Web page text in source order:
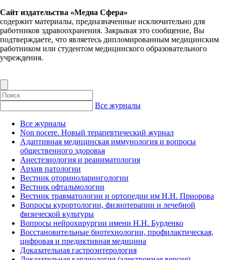
Сайт издательства «Медиа Сфера»
содержит материалы, предназначенные исключительно для
работников здравоохранения. Закрывая это сообщение, Вы
подтверждаете, что являетесь дипломированным медицинским
работником или студентом медицинского образовательного
учреждения.
Все журналы
Все журналы
Non nocere. Новый терапевтический журнал
Адаптивная медицинская иммунология и вопросы
общественного здоровья
Анестезиология и реаниматология
Архив патологии
Вестник оториноларингологии
Вестник офтальмологии
Вестник травматологии и ортопедии им Н.Н. Приорова
Вопросы курортологии, физиотерапии и лечебной
физической культуры
Вопросы нейрохирургии имени Н.Н. Бурденко
Восстановительные биотехнологии, профилактическая,
цифровая и предиктивная медицина
Доказательная гастроэнтерология